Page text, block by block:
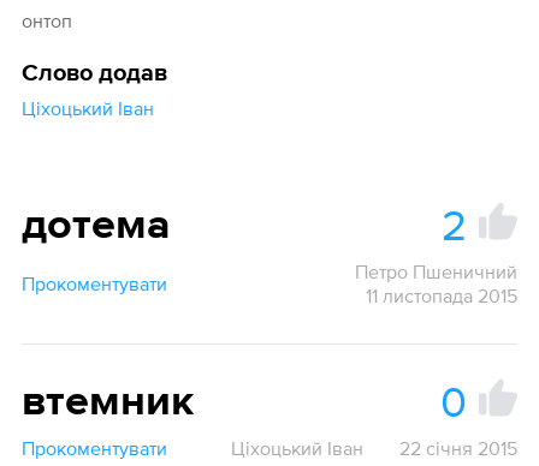
онтоп
Слово додав
Ціхоцький Іван
дотема 2
Прокоментувати
Петро Пшеничний
11 листопада 2015
втемник 0
Прокоментувати Ціхоцький Іван 22 січня 2015